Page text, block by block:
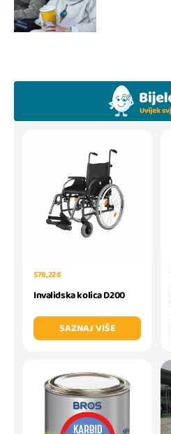
578,22 €
Invalidska kolica D200
SAZNAJ VIŠE